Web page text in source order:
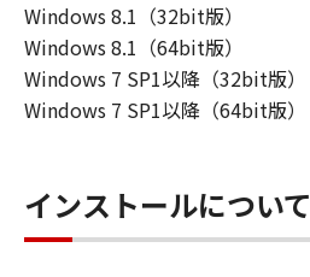
Windows 8.1（32bit版）
Windows 8.1（64bit版）
Windows 7 SP1以降（32bit版）
Windows 7 SP1以降（64bit版）
インストールについて